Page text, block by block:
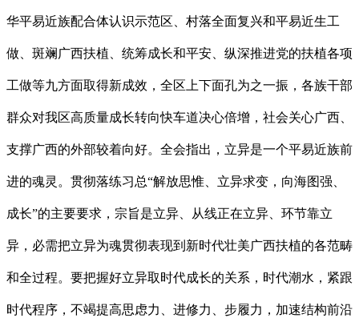
华平易近族配合体认识示范区、村落全面复兴和平易近生工
做、斑斓广西扶植、统筹成长和平安、纵深推进党的扶植各项
工做等九方面取得新成效，全区上下面孔为之一振，各族干部
群众对我区高质量成长转向快车道决心倍增，社会关心广西、
支撑广西的外部较着向好。全会指出，立异是一个平易近族前
进的魂灵。贯彻落练习总“解放思惟、立异求变，向海图强、
成长”的主要要求，宗旨是立异、从线正在立异、环节靠立
异，必需把立异为魂贯彻表现到新时代壮美广西扶植的各范畴
和全过程。要把握好立异取时代成长的关系，时代潮水，紧跟
时代程序，不竭提高思虑力、进修力、步履力，加速结构前沿